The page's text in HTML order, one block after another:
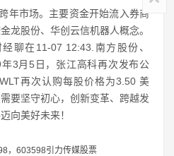
年市场。主要资金开始流入券商
龙股份、华创云信机器人概念。
聊在11-07 12:43.南方股份、
3月5日，张江高科再次发布公
再次认购每股价格为3.50 美
要坚守初心，创新变革、跨越发
向美好未来！
，603598引力传媒股票